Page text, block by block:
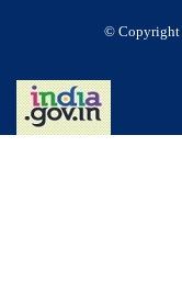
© Copyright